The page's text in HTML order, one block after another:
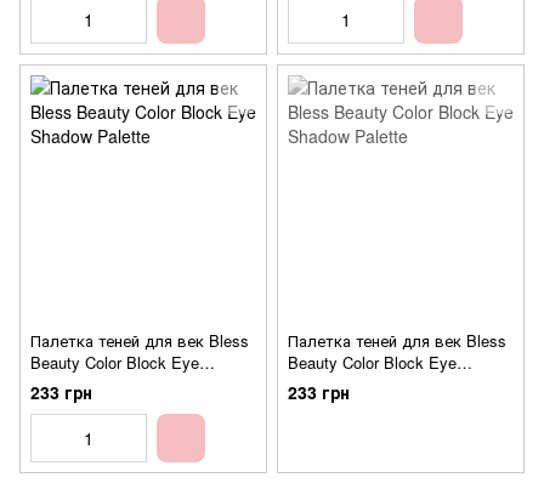
Палетка теней для век Bless
Beauty Color Block Eye
Shadow Palette №04
233 грн
Палетка теней для век Bless
Beauty Color Block Eye
Shadow Palette №01
233 грн